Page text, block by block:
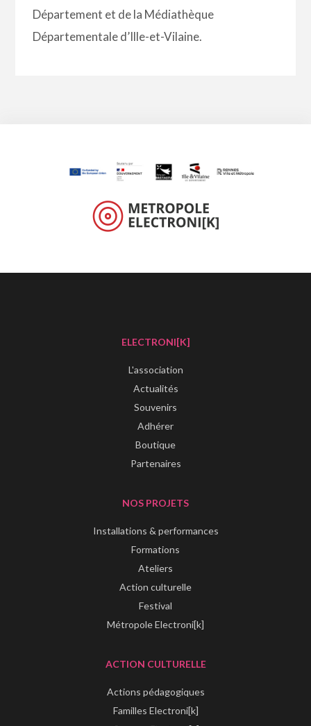
Département et de la Médiathèque
Départementale d’Ille-et-Vilaine.
ELECTRONI[K]
L'association
Actualités
Souvenirs
Adhérer
Boutique
Partenaires
NOS PROJETS
Installations & performances
Formations
Ateliers
Action culturelle
Festival
Métropole Electroni[k]
ACTION CULTURELLE
Actions pédagogiques
Familles Electroni[k]